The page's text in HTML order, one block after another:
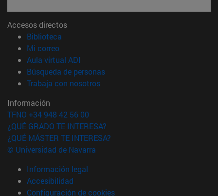
Accesos directos
Biblioteca
Mi correo(abre en nueva ventana)
Aula virtual ADI
Búsqueda de personas(abre en nueva ventana)
Trabaja con nosotros(abre en nueva ventana)
Información
TFNO +34 948 42 56 00
¿QUÉ GRADO TE INTERESA?
¿QUÉ MÁSTER TE INTERESA?
© Universidad de Navarra
Información legal
Accesibilidad
Configuración de cookies